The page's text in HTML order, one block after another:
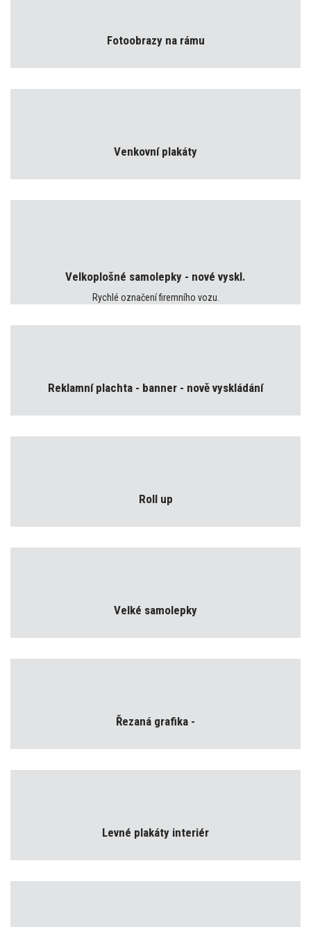
Fotoobrazy na rámu
Venkovní plakáty
Velkoplošné samolepky - nové vyskl.
Rychlé označení firemního vozu.
Reklamní plachta - banner - nově vyskládání
Roll up
Velké samolepky
Řezaná grafika -
Levné plakáty interiér